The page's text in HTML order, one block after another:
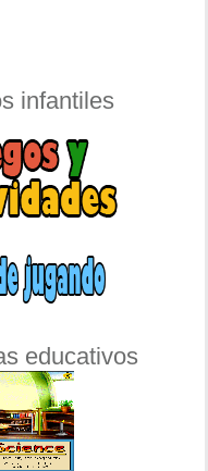
infantiles
educativos